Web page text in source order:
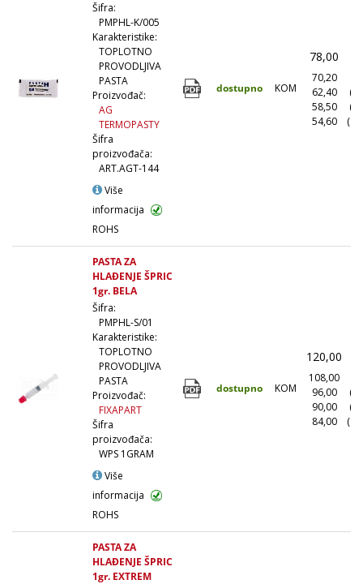
Šifra:
PMPHL-K/005
Karakteristike:
TOPLOTNO
PROVODLJIVA
PASTA
Proizvođač:
AG
TERMOPASTY
Šifra
proizvođača:
ART.AGT-144
Više
informacija
ROHS
dostupno KOM
78,00
70,20
62,40
58,50
54,60
PASTA ZA
HLAĐENJE ŠPRIC
1gr. BELA
Šifra:
PMPHL-S/01
Karakteristike:
TOPLOTNO
PROVODLJIVA
PASTA
Proizvođač:
FIXAPART
Šifra
proizvođača:
WPS 1GRAM
Više
informacija
ROHS
dostupno KOM
120,00
108,00
96,00
90,00
84,00
PASTA ZA
HLAĐENJE ŠPRIC
1gr. EXTREM